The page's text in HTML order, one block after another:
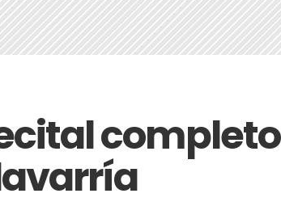
completo